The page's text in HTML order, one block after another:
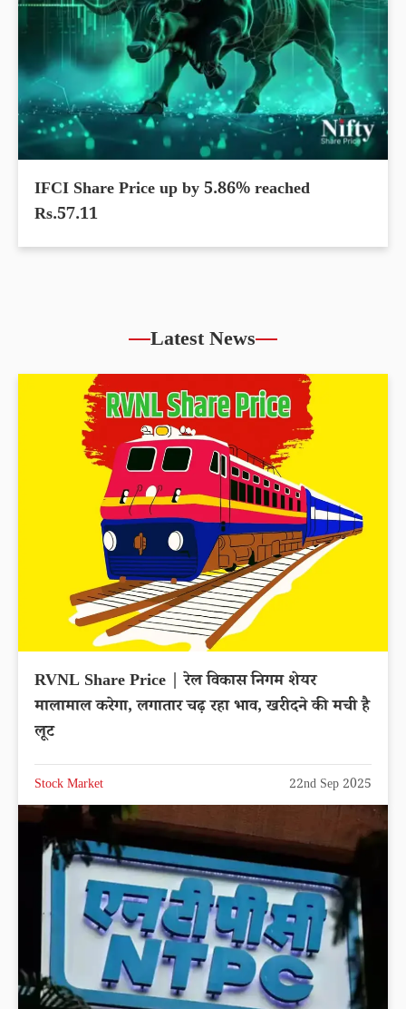
IFCI Share Price up by 5.86% reached
Rs.57.11
Latest News
RVNL Share Price | रेल विकास निगम शेयर
मालामाल करेगा, लगातार चढ़ रहा भाव, खरीदने की मची है
लूट
Stock Market 22nd Sep 2025